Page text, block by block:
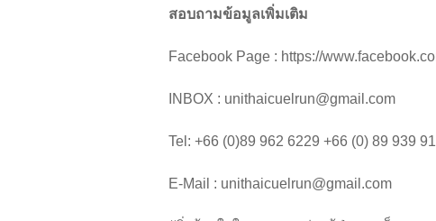
สอบถามข้อมูลเพิ่มเติม
Facebook Page : https://
INBOX : unithaicuelrun@gmail.com
Tel: +66 (0)89 962 6229 +66 (0) 89 939
E-Mail : unithaicuelrun@gmail.com